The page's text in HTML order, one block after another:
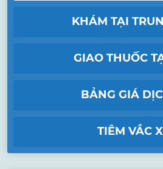
KHÁM TẠI
GIAO THUỐC
BẢNG GIÁ
TIÊM VẮC